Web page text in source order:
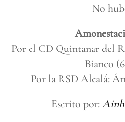
No
Por el CD Quintanar del
Bianco
Por la RSD Alcalá:
Escrito por: